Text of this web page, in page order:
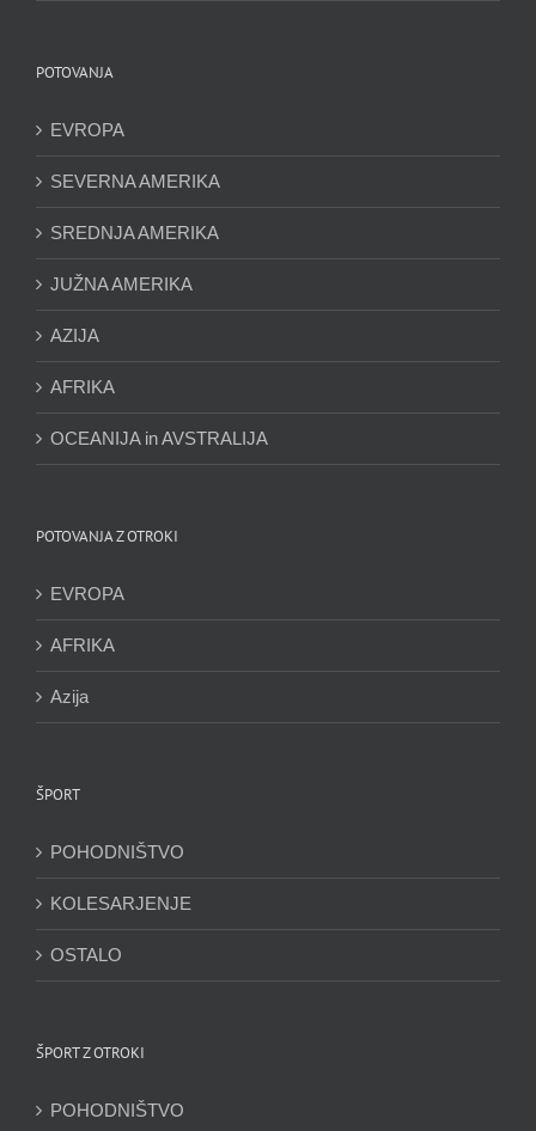
POTOVANJA
EVROPA
SEVERNA AMERIKA
SREDNJA AMERIKA
JUŽNA AMERIKA
AZIJA
AFRIKA
OCEANIJA in AVSTRALIJA
POTOVANJA Z OTROKI
EVROPA
AFRIKA
Azija
ŠPORT
POHODNIŠTVO
KOLESARJENJE
OSTALO
ŠPORT Z OTROKI
POHODNIŠTVO